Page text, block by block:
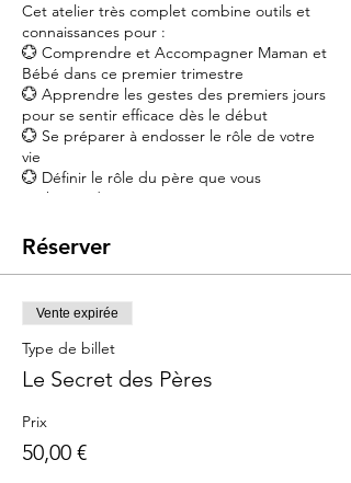
Cet atelier très complet combine outils et
connaissances pour :
💮 Comprendre et Accompagner Maman et
Bébé dans ce premier trimestre
💮 Apprendre les gestes des premiers jours
pour se sentir efficace dès le début
💮 Se préparer à endosser le rôle de votre
vie
💮 Définir le rôle du père que vous
souhaitez devenir
➡️ le change physiologique
quantité, position)
➡️ Accompagner maman dans son
➡️ Le portage à bras
➡️ Théorie de l'attachement au vu des
dernières avancées en neurosciences
Réserver
Vente expirée
Type de billet
Le Secret des Pères
Prix
50,00 €